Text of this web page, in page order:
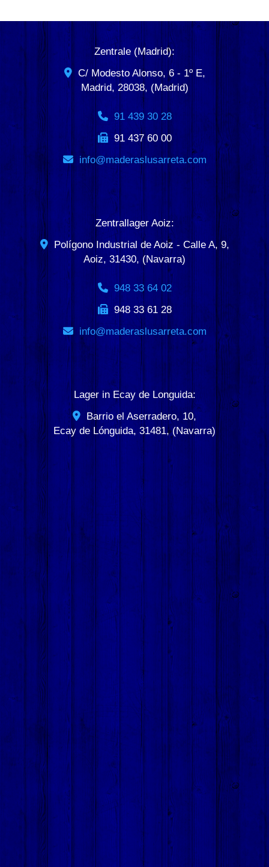
Zentrale (Madrid):
C/ Modesto Alonso, 6 - 1º E,
Madrid, 28038, (Madrid)
91 439 30 28
91 437 60 00
info
maderaslusarreta.com
Zentrallager Aoiz:
Polígono Industrial de Aoiz - Calle A, 9,
Aoiz, 31430,(Navarra)
948 33 64 02
948 33 61 28
info
maderaslusarreta.com
Lager in Ecay de Longuida:
Barrio el Aserradero, 10,
Ecay de Lónguida, 31481,(Navarra)